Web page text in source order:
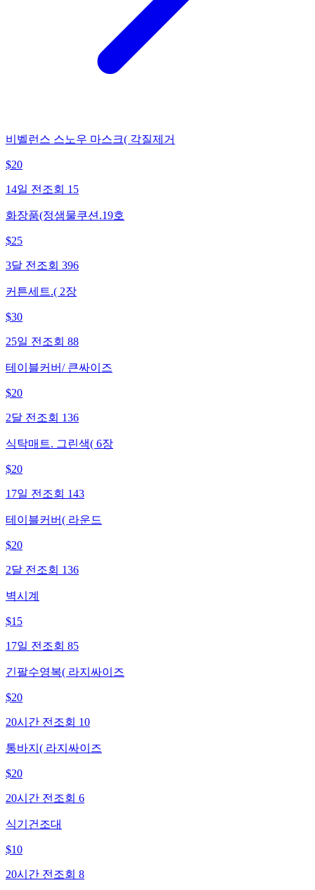
비벨런스 스노우 마스크( 각질제거
$20
14일 전 조회 15
화장품(정샘물쿠션.19호
$25
3달 전 조회 396
커튼세트.( 2장
$30
25일 전 조회 88
테이블커버/ 큰싸이즈
$20
2달 전 조회 136
식탁매트. 그린색( 6장
$20
17일 전 조회 143
테이블커버( 라운드
$20
2달 전 조회 136
벽시계
$15
17일 전 조회 85
긴팔수영복( 라지싸이즈
$20
20시간 전 조회 10
통바지( 라지싸이즈
$20
20시간 전 조회 6
식기건조대
$10
20시간 전 조회 8